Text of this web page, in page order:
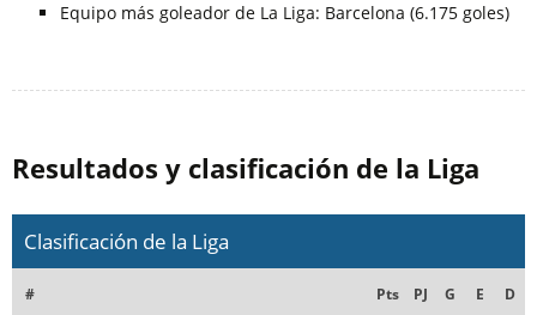
Equipo más goleador de La Liga: Barcelona (6.175 goles)
Resultados y clasificación de la Liga
Clasificación de la Liga
# Pts PJ G E D